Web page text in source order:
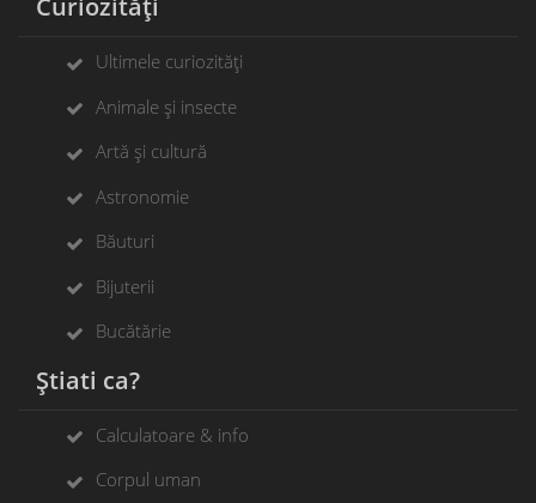
Curiozități
Ultimele curiozități
Animale și insecte
Artă și cultură
Astronomie
Băuturi
Bijuterii
Bucătărie
Știati ca?
Calculatoare & info
Corpul uman